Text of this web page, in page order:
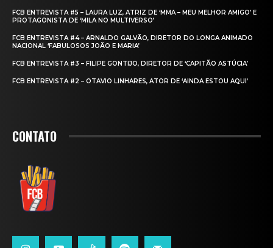
FCB ENTREVISTA #5 – LAURA LUZ, ATRIZ DE ‘MMA – MEU MELHOR AMIGO’ E
PROTAGONISTA DE ‘MILA NO MULTIVERSO’
FCB ENTREVISTA #4 – ARNALDO GALVÃO, DIRETOR DO LONGA ANIMADO
NACIONAL ‘FABULOSOS JOÃO E MARIA’
FCB ENTREVISTA #3 – FILIPE GONTIJO, DIRETOR DE ‘CAPITÃO ASTÚCIA’
FCB ENTREVISTA #2 – OTAVIO LINHARES, ATOR DE ‘AINDA ESTOU AQUI’
CONTATO